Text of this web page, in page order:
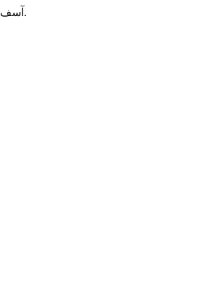
آسف ليس لدينا هذا المورد.